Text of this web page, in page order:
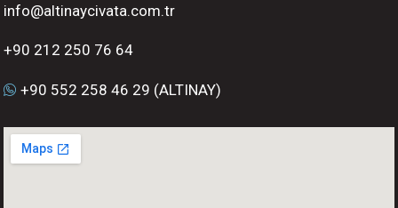
info@altinaycivata.com.tr
+90 212 250 76 64
+90 552 258 46 29 (ALTINAY)